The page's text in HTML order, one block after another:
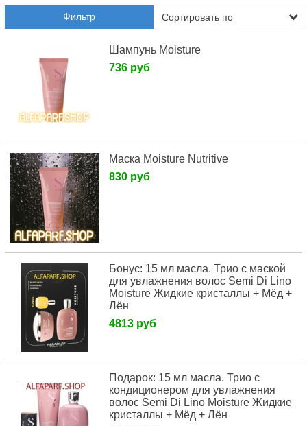
Фильтр
Шампунь Moisture
736 руб
Маска Moisture Nutritive
830 руб
Бонус: 15 мл масла. Трио с маской
для увлажнения волос Semi Di Lino
Moisture Жидкие кристаллы + Мёд +
Лён
4813 руб
Подарок: 15 мл масла. Трио с
кондиционером для увлажнения
волос Semi Di Lino Moisture Жидкие
кристаллы + Мёд + Лён